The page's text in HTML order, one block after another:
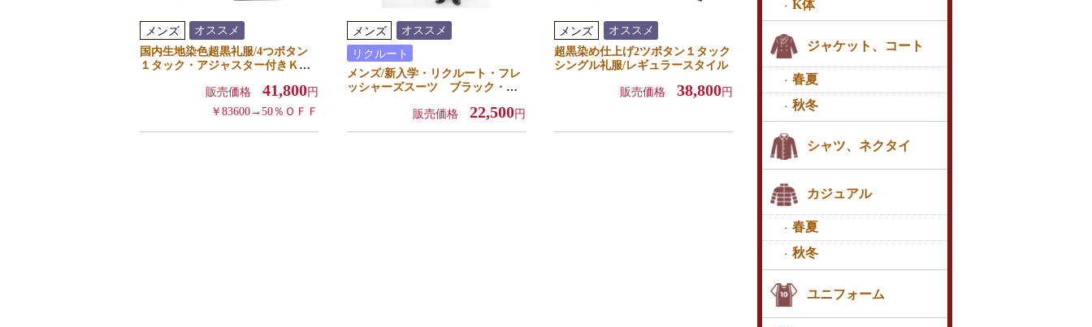
メンズ
オススメ
国内生地染色超黒礼服/4つボタン
１タック・アジャスター付きＫ体
販売価格41,800円
￥83600→50％ＯＦＦ
メンズ
オススメ
リクルート
メンズ/新入学・リクルート・フレ
ッシャーズスーツ ブラック・ネ
販売価格22,500円
メンズ
オススメ
超黒染め仕上げ2ツボタン１タック
シングル礼服/レギュラースタイル
販売価格 38,800円
K体
ジャケット、コート
春夏
秋冬
シャツ、ネクタイ
カジュアル
春夏
秋冬
ユニフォーム